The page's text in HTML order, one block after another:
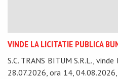
VINDE LA LICITATIE PUBLICA
S.C. TRANS BITUM S.R.L.,
28.07.2026, ora 14,